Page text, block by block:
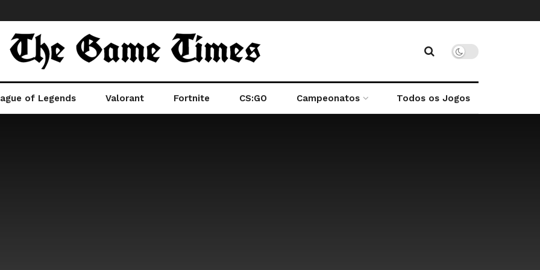
of Legends Valorant Fortnite CS:GO Campeonatos Todos os Jogos